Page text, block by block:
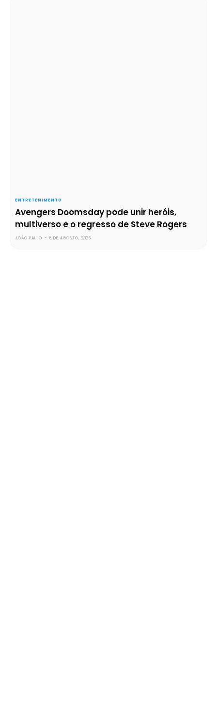
ENTRETENIMENTO
Avengers Doomsday pode unir heróis,
multiverso e o regresso de Steve Rogers
JOÃO PAULO - 6 DE AGOSTO, 2026